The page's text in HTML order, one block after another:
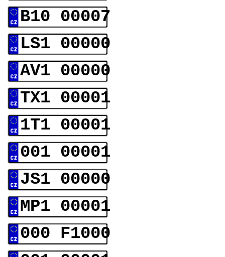
B10 00007
LS1 00000
AV1 00000
TX1 00001
1T1 00001
001 00001
JS1 00000
MP1 00001
000 F1000